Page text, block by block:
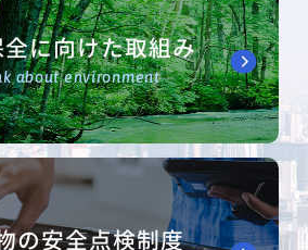
に向けた取組み
about environment
の安全点検制度